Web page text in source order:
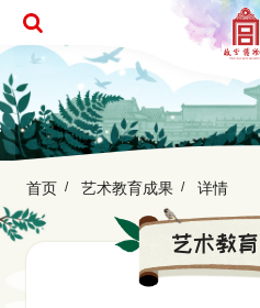
首页 艺术教育成果 详情
艺术教育